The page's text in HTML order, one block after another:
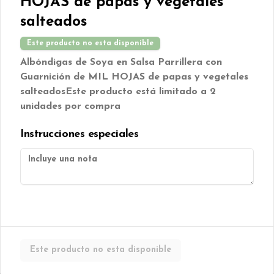
Muffin manzana, canela y nuez
s/azúcar.
$850
Muffins banana split
$850
salteados
Este producto no esta disponible
Albóndigas de Soya en Salsa Parrillera con
Guarnición de MIL HOJAS de papas y vegetales
salteados Este producto está limitado a 2
unidades por compra
Instrucciones especiales
Este producto no esta disponible